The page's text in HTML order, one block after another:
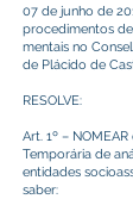
07 de junho de
procedimentos
mentais no
de Plácido de
RESOLVE:
Art. 1º –
Temporária de
entidades
saber: